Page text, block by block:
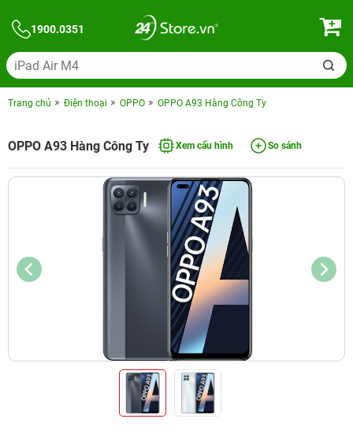
1900.0351
Trang chủ Điện thoại OPPO OPPO A93 Hàng Công Ty
OPPO A93 Hàng Công Ty Xem cấu hình So sánh